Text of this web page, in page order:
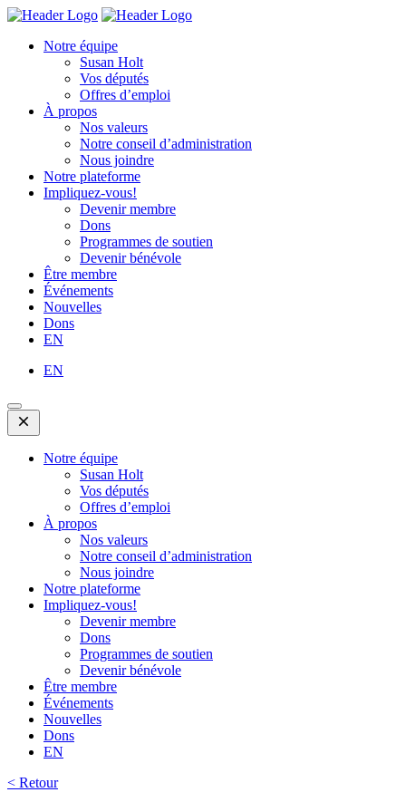
Skip
content
Homepage
Homepage
Notre équipe
Susan Holt
Vos députés
Offres d’emploi
À propos
Nos valeurs
Notre conseil d’administration
Nous joindre
Notre plateforme
Impliquez-vous!
Devenir membre
Dons
Programmes de soutien
Devenir bénévole
Être membre
Événements
Nouvelles
Dons
EN
EN
Open
Mobile
Menu
Notre équipe
Susan Holt
Vos députés
Offres d’emploi
À propos
Nos valeurs
Notre conseil d’administration
Nous joindre
Notre plateforme
Impliquez-vous!
Devenir membre
Dons
Programmes de soutien
Devenir bénévole
Être membre
Événements
Nouvelles
Dons
EN
< Retour